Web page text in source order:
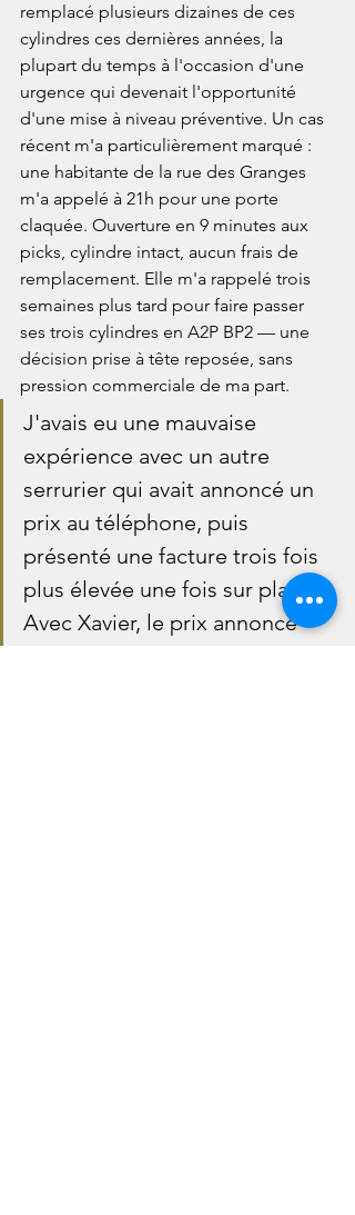
remplacé plusieurs dizaines de ces
cylindres ces dernières années, la
plupart du temps à l'occasion d'une
urgence qui devenait l'opportunité
d'une mise à niveau préventive. Un cas
récent m'a particulièrement marqué :
une habitante de la rue des Granges
m'a appelé à 21h pour une porte
claquée. Ouverture en 9 minutes aux
picks, cylindre intact, aucun frais de
remplacement. Elle m'a rappelé trois
semaines plus tard pour faire passer
ses trois cylindres en A2P BP2 — une
décision prise à tête reposée, sans
pression commerciale de ma part.
J'avais eu une mauvaise
expérience avec un autre
serrurier qui avait annoncé un
prix au téléphone, puis
présenté une facture trois fois
plus élevée une fois sur place.
Avec Xavier, le prix annoncé